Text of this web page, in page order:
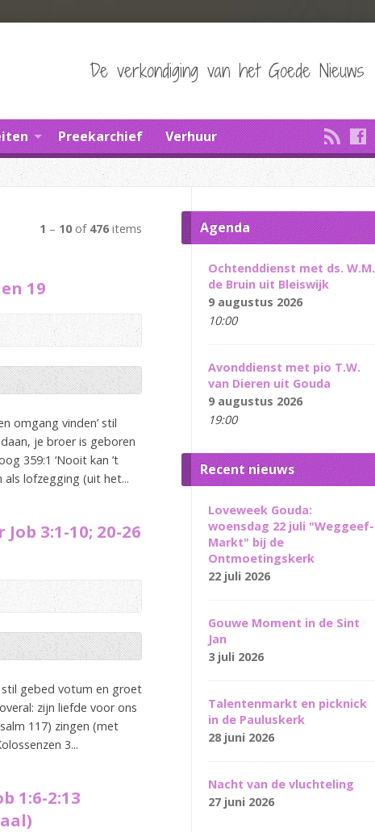
De verkondiging van het Goede Nieuws
Preekarchief Verhuur
1 – 10 of 476 items
19
omgang vinden’ stil
je broer is geboren
359:1 ‘Nooit kan ’t
als lofzegging (uit het...
3:1-10; 20-26
stil gebed votum en groet
zijn liefde voor ons
117) zingen (met
3...
1:6-2:13
Agenda
Ochtenddienst met ds. W.M.
de Bruin uit Bleiswijk
9 augustus 2026
10:00
Avonddienst met pio T.W.
van Dieren uit Gouda
9 augustus 2026
19:00
Recent nieuws
Loveweek Gouda:
woensdag 22 juli "Weggeef-
Markt" bij de
Ontmoetingskerk
22 juli 2026
Gouwe Moment in de Sint
Jan
3 juli 2026
Talentenmarkt en picknick
in de Pauluskerk
28 juni 2026
Nacht van de vluchteling
27 juni 2026